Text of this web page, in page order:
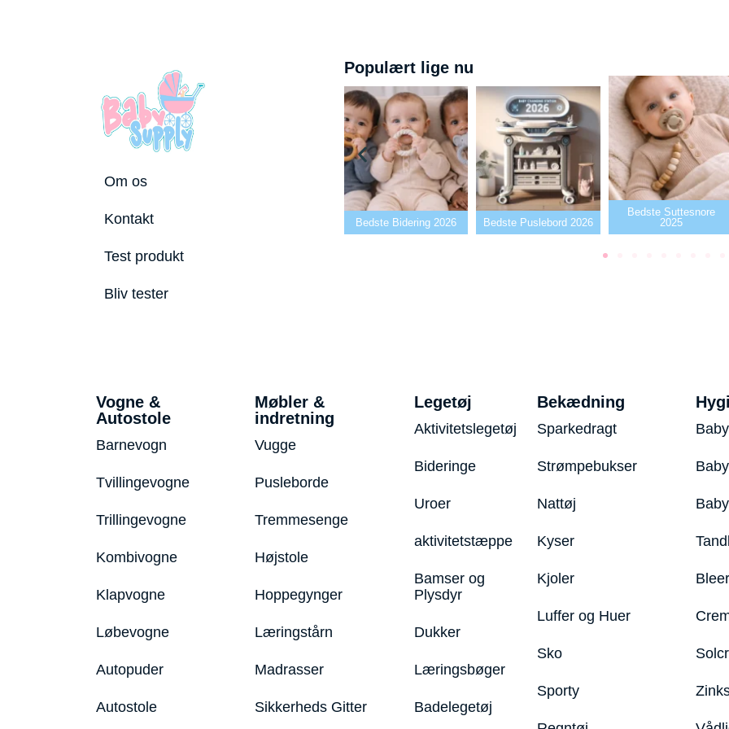
Om os
Kontakt
Test produkt
Bliv tester
Populært lige nu
Bedste puslepude 2026 Bedste Bidering 2026 Bedste Puslebord 2026
Bedste Suttesnore
2025
Bedste
Vogne &
Autostole
Barnevogn
Tvillingevogne
Trillingevogne
Kombivogne
Klapvogne
Løbevogne
Autopuder
Autostole
Møbler &
indretning
Vugge
Pusleborde
Tremmesenge
Højstole
Hoppegynger
Læringstårn
Madrasser
Sikkerheds Gitter
Legetøj
Aktivitetslegetøj
Bideringe
Uroer
aktivitetstæppe
Bamser og
Plysdyr
Dukker
Læringsbøger
Badelegetøj
Bekædning
Sparkedragt
Strømpebukser
Nattøj
Kyser
Kjoler
Luffer og Huer
Sko
Sporty
Bleer